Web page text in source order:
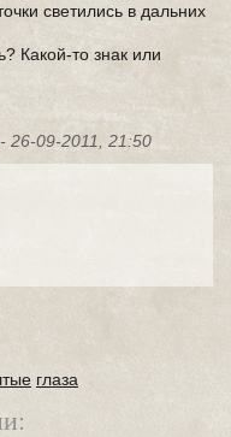
светились в дальних
Какой-то знак или
- 26-09-2011, 21:50
глаза